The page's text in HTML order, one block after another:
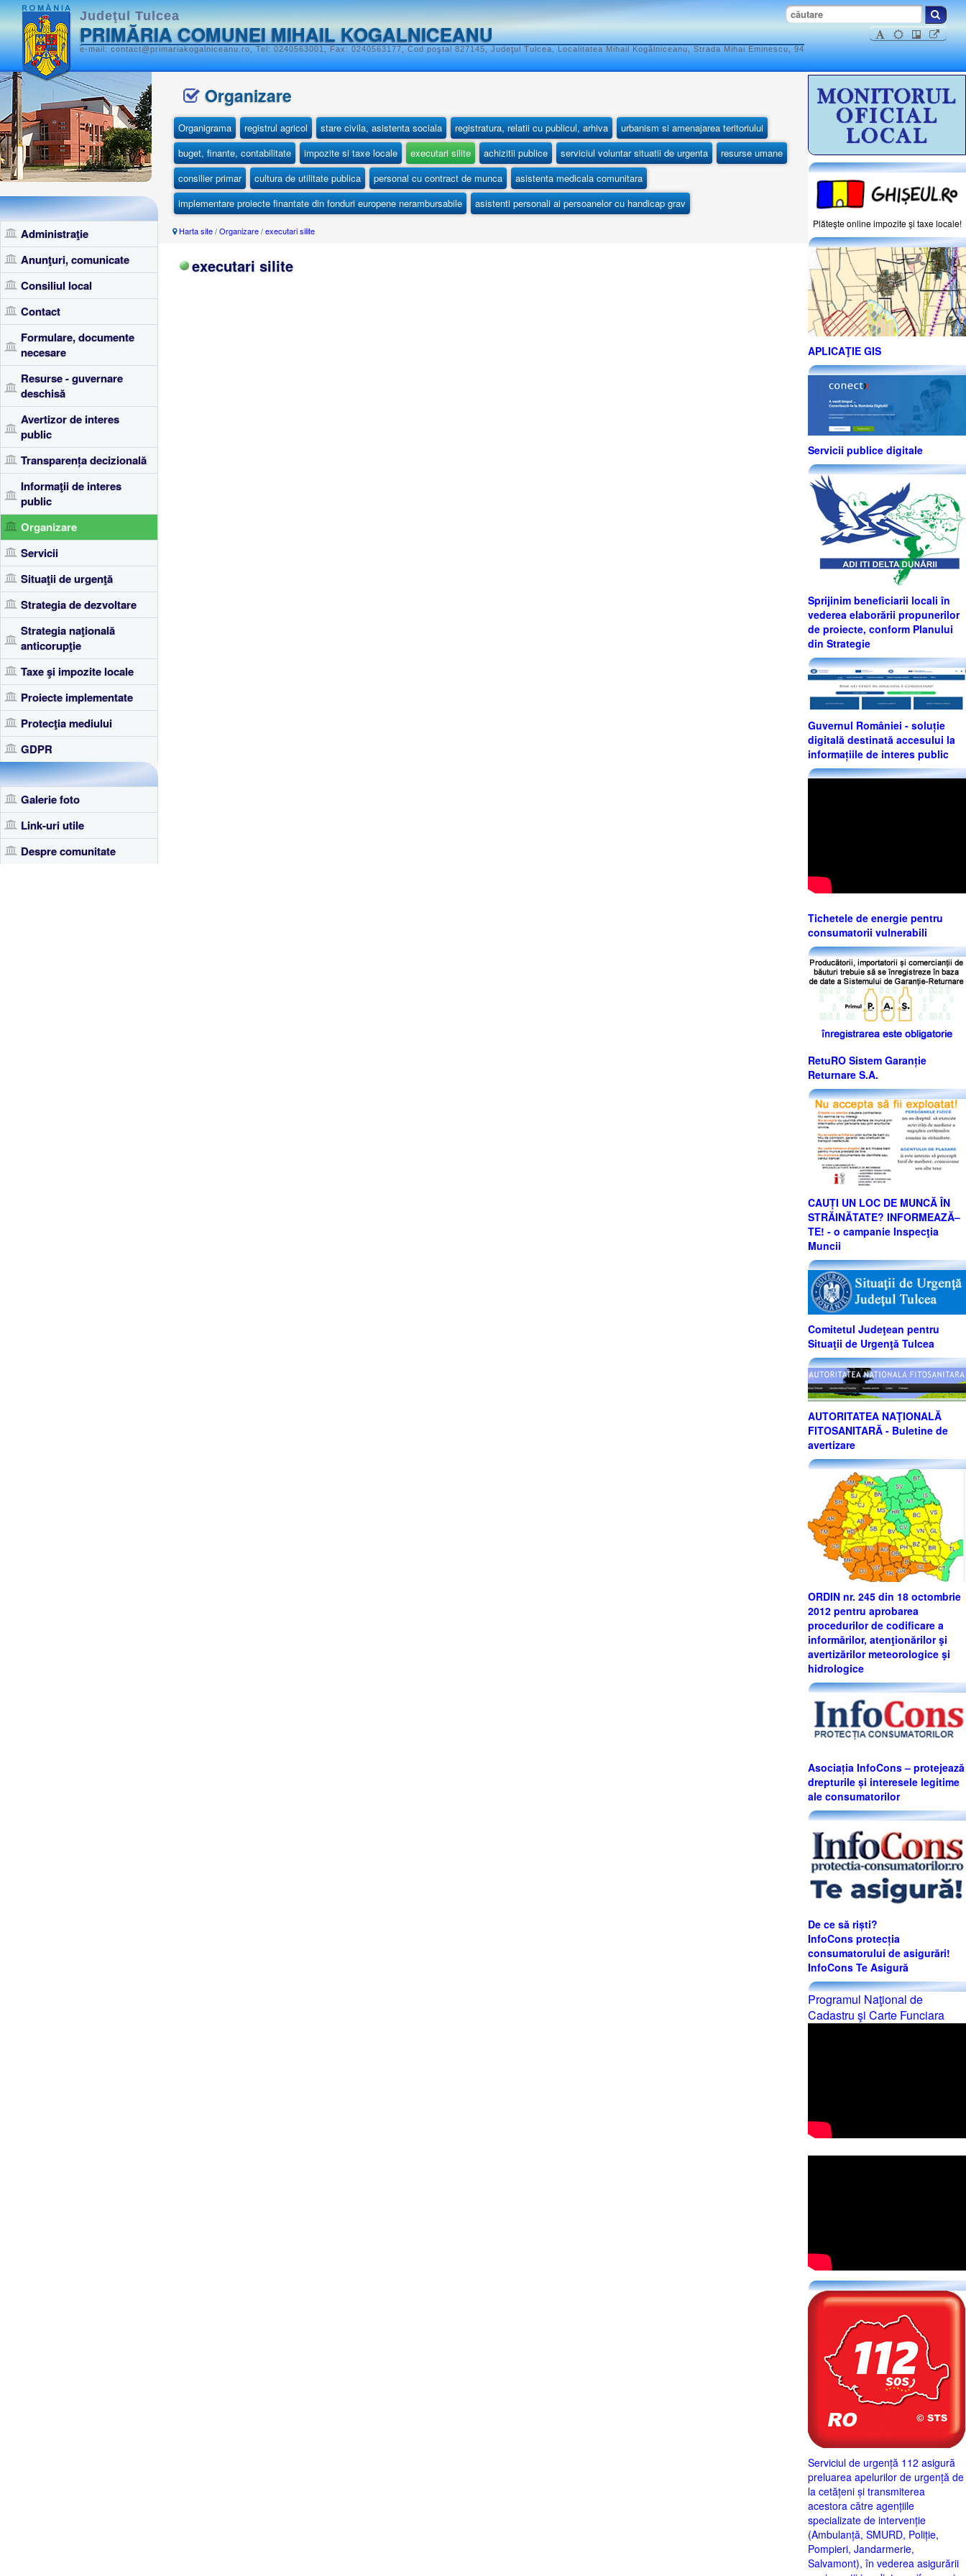
Judeţul Tulcea
PRIMĂRIA COMUNEI MIHAIL KOGALNICEANU
e-mail: contact@primariakogalniceanu.ro, Tel: 0240563001, Fax: 0240563177, Cod poştal 827145, Judeţul Tulcea, Localitatea Mihail Kogălniceanu, Strada Mihai Eminescu, 94
Administraţie
Anunţuri, comunicate
Consiliul local
Contact
Formulare, documente
necesare
Resurse - guvernare
deschisă
Avertizor de interes
public
Transparența decizională
Informaţii de interes
public
Organizare
Servicii
Situaţii de urgenţă
Strategia de dezvoltare
Strategia naţională
anticorupţie
Taxe şi impozite locale
Proiecte implementate
Protecţia mediului
GDPR
Galerie foto
Link-uri utile
Despre comunitate
Organizare
Organigrama registrul agricol stare civila, asistenta sociala registratura, relatii cu publicul, arhiva
urbanism si amenajarea teritoriului
buget, finante, contabilitate
impozite si taxe locale executari silite achizitii publice serviciul voluntar situatii de urgenta
resurse umane
consilier primar
cultura de utilitate publica personal cu contract de munca
asistenta medicala comunitara
implementare proiecte finantate din fonduri europene nerambursabile
asistenti personali ai persoanelor cu handicap grav
Harta site/Organizare/executari silite
executari silite
Plăteşte online impozite şi taxe locale!
APLICAŢIE GIS
Servicii publice digitale
Sprijinim beneficiarii locali în
vederea elaborării propunerilor
de proiecte, conform Planului
din Strategie
Guvernul României - soluție
digitală destinată accesului la
informațiile de interes public
Tichetele de energie pentru
consumatorii vulnerabili
RetuRO Sistem Garanție
Returnare S.A.
CAUȚI UN LOC DE MUNCĂ ÎN
STRĂINĂTATE? INFORMEAZĂ–
TE! - o campanie Inspecţia
Muncii
Comitetul Judeţean pentru
Situaţii de Urgenţă Tulcea
AUTORITATEA NAŢIONALĂ
FITOSANITARĂ - Buletine de
avertizare
ORDIN nr. 245 din 18 octombrie
2012 pentru aprobarea
procedurilor de codificare a
informărilor, atenţionărilor şi
avertizărilor meteorologice şi
hidrologice
Asociația InfoCons – protejează
drepturile și interesele legitime
ale consumatorilor
De ce să riști?
InfoCons protecția
consumatorului de asigurări!
InfoCons Te Asigură
Programul Naţional de
Cadastru şi Carte Funciara
Serviciul de urgență 112 asigură
preluarea apelurilor de urgență de
la cetățeni și transmiterea
acestora către agențiile
specializate de intervenție
(Ambulanță, SMURD, Poliție,
Pompieri, Jandarmerie,
Salvamont), în vederea asigurării